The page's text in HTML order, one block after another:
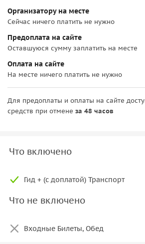
Организатору на месте
Сейчас ничего платить не нужно
Предоплата на сайте
Оставшуюся сумму заплатить на месте
Оплата на сайте
На месте ничего платить не нужно
Для предоплаты и оплаты на сайте
средств при отмене за 48 часов
Что включено
Гид + (с доплатой) Транспорт
Что не включено
Входные Билеты, Обед